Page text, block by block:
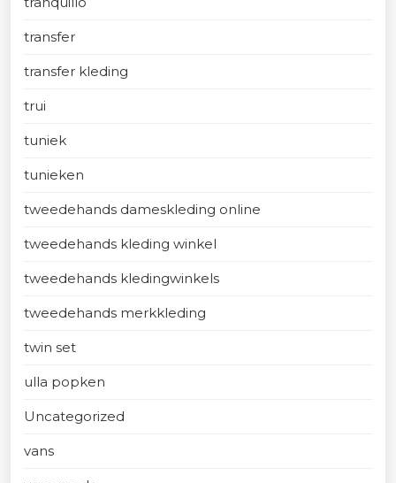
transfer
transfer kleding
trui
tuniek
tunieken
tweedehands dameskleding online
tweedehands kleding winkel
tweedehands kledingwinkels
tweedehands merkkleding
twin set
ulla popken
Uncategorized
vans